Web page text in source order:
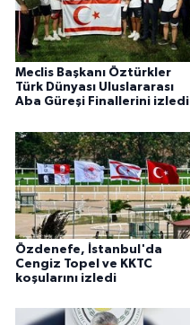
Meclis Başkanı Öztürkler
Türk Dünyası Uluslararası
Aba Güreşi Finallerini izledi
Özdenefe, İstanbul'da
Cengiz Topel ve KKTC
koşularını izledi